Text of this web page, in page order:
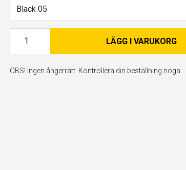
Black 05
LÄGG I VARUKORG
OBS! Ingen ångerrätt. Kontrollera din beställning noga.